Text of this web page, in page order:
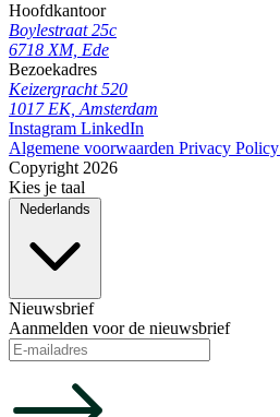
Hoofdkantoor
Boylestraat 25c
6718 XM, Ede
Bezoekadres
Keizergracht 520
1017 EK, Amsterdam
Instagram LinkedIn
Algemene voorwaarden Privacy Policy
Copyright 2026
Kies je taal
Nederlands
Nieuwsbrief
Aanmelden voor de nieuwsbrief